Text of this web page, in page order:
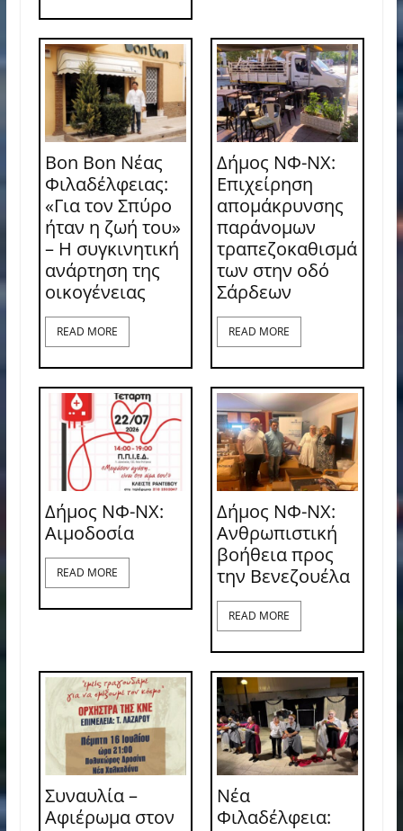
Bon Bon Νέας
Φιλαδέλφειας:
«Για τον Σπύρο
ήταν η ζωή του»
– Η συγκινητική
ανάρτηση της
οικογένειας
READ MORE
Δήμος ΝΦ-ΝΧ:
Επιχείρηση
απομάκρυνσης
παράνομων
τραπεζοκαθισμά
των στην οδό
Σάρδεων
READ MORE
Δήμος ΝΦ-ΝΧ:
Aιμοδοσία
READ MORE
Δήμος ΝΦ-ΝΧ:
Ανθρωπιστική
βοήθεια προς
την Βενεζουέλα
READ MORE
Συναυλία –
Αφιέρωμα στον
Νέα
Φιλαδέλφεια: